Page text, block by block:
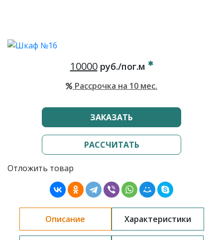
10000руб./пог.м
Рассрочка на 10 мес.
ЗАКАЗАТЬ
РАССЧИТАТЬ
Отложить товар
Описание Характеристики